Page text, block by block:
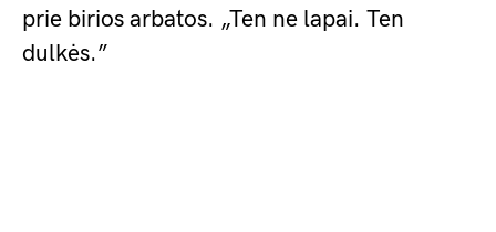
prie birios arbatos. „Ten ne lapai. Ten
dulkės.”